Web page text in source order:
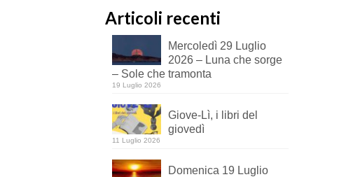
Articoli recenti
Mercoledì 29 Luglio
2026 – Luna che sorge
– Sole che tramonta
19 Luglio 2026
Giove-Lì, i libri del
giovedì
11 Luglio 2026
Domenica 19 Luglio